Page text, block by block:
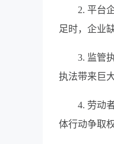
2. 平台
足时，企业
3. 监管
执法带来巨
4. 劳动
体行动争取权